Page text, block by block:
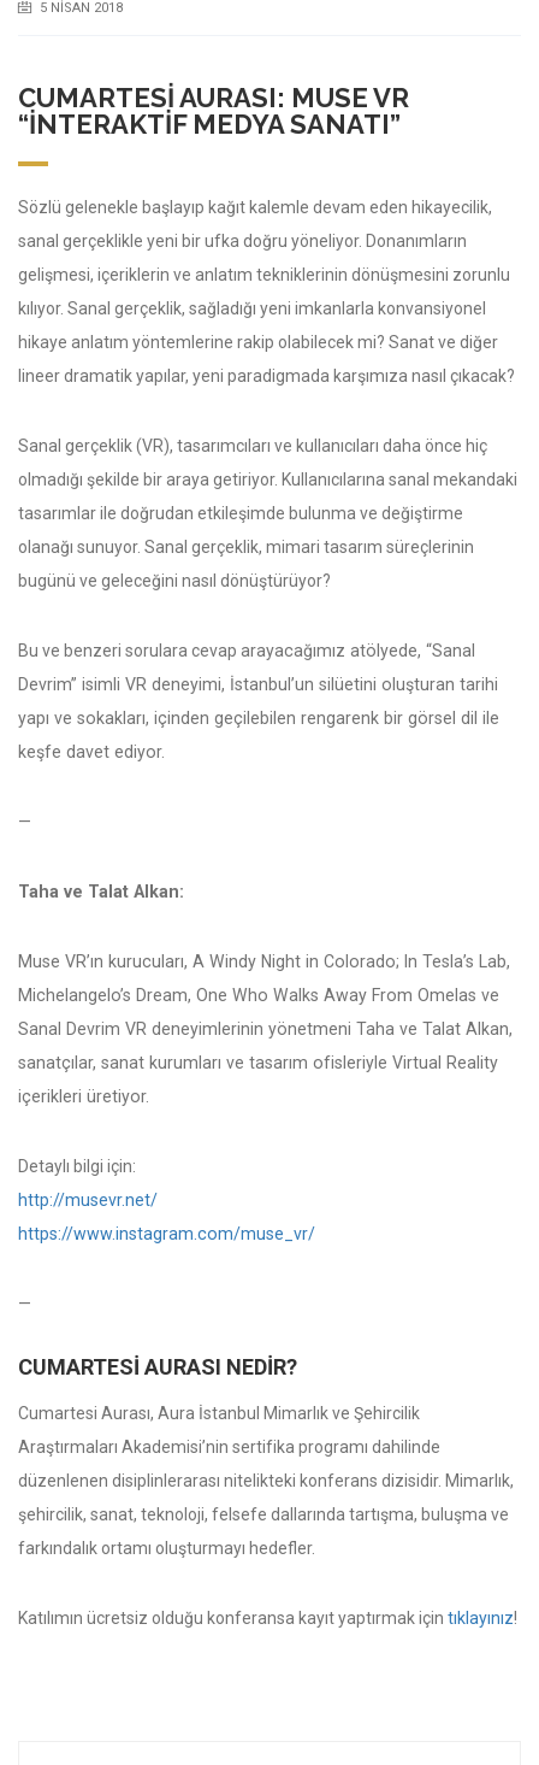
5 NISAN 2018
CUMARTESI AURASI: MUSE VR
“İNTERAKTIF MEDYA SANATI”
Sözlü gelenekle başlayıp kağıt kalemle devam eden hikayecilik,
sanal gerçeklikle yeni bir ufka doğru yöneliyor. Donanımların
gelişmesi, içeriklerin ve anlatım tekniklerinin dönüşmesini zorunlu
kılıyor. Sanal gerçeklik, sağladığı yeni imkanlarla konvansiyonel
hikaye anlatım yöntemlerine rakip olabilecek mi? Sanat ve diğer
lineer dramatik yapılar, yeni paradigmada karşımıza nasıl çıkacak?
Sanal gerçeklik (VR), tasarımcıları ve kullanıcıları daha önce hiç
olmadığı şekilde bir araya getiriyor. Kullanıcılarına sanal mekandaki
tasarımlar ile doğrudan etkileşimde bulunma ve değiştirme
olanağı sunuyor. Sanal gerçeklik, mimari tasarım süreçlerinin
bugünü ve geleceğini nasıl dönüştürüyor?
Bu ve benzeri sorulara cevap arayacağımız atölyede, “Sanal
Devrim” isimli VR deneyimi, İstanbul’un silüetini oluşturan tarihi
yapı ve sokakları, içinden geçilebilen rengarenk bir görsel dil ile
keşfe davet ediyor.
—
Taha ve Talat Alkan:
Muse VR’ın kurucuları, A Windy Night in Colorado; In Tesla’s Lab,
Michelangelo’s Dream, One Who Walks Away From Omelas ve
Sanal Devrim VR deneyimlerinin yönetmeni Taha ve Talat Alkan,
sanatçılar, sanat kurumları ve tasarım ofisleriyle Virtual Reality
içerikleri üretiyor.
Detaylı bilgi için:
http://musevr.net/
https://www.instagram.com/muse_vr/
—
CUMARTESI AURASI NEDIR?
Cumartesi Aurası, Aura İstanbul Mimarlık ve Şehircilik
Araştırmaları Akademisi’nin sertifika programı dahilinde
düzenlenen disiplinlerarası nitelikteki konferans dizisidir. Mimarlık,
şehircilik, sanat, teknoloji, felsefe dallarında tartışma, buluşma ve
farkındalık ortamı oluşturmayı hedefler.
Katılımın ücretsiz olduğu konferansa kayıt yaptırmak için tıklayınız!